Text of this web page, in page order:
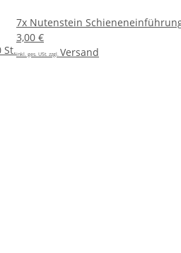
St.
7x Nutenstein
3,00 €
inkl. ges. USt. zzgl. Versand